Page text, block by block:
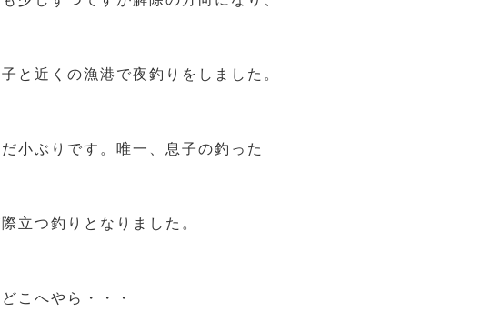
と近くの漁港で夜釣りをしました。
小ぶりです。唯一、息子の釣った
立つ釣りとなりました。
こへやら・・・